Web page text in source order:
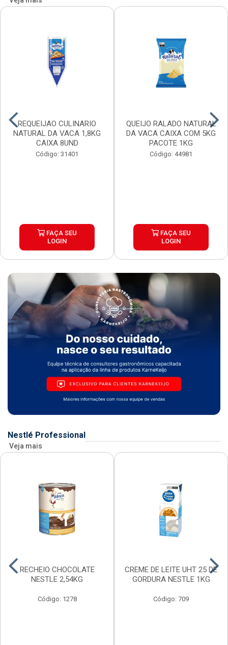
REQUEIJAO CULINARIO
NATURAL DA VACA 1,8KG
CAIXA 8UND
Código: 31401
FAÇA SEU
LOGIN
QUEIJO RALADO NATURAL
DA VACA CAIXA COM 5KG
PACOTE 1KG
Código: 44981
FAÇA SEU
LOGIN
Nestlé Professional
Veja mais
RECHEIO CHOCOLATE
NESTLE 2,54KG
Código: 1278
CREME DE LEITE UHT 25 DE
GORDURA NESTLE 1KG
Código: 709